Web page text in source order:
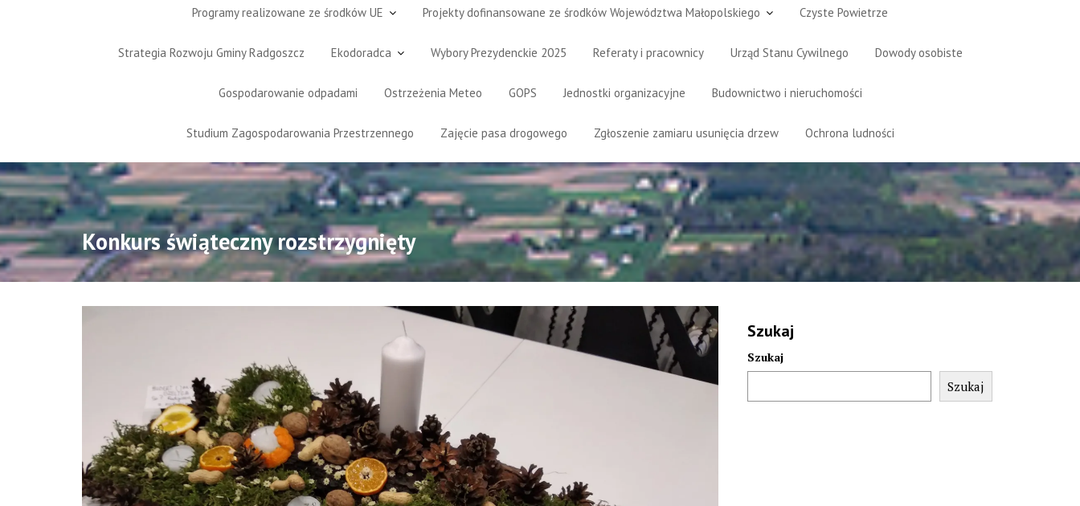
Programy realizowane ze środków UE Projekty dofinansowane ze środków Województwa Małopolskiego Czyste Powietrze
Strategia Rozwoju Gminy Radgoszcz Ekodoradca Wybory Prezydenckie 2025 Referaty i pracownicy Urząd Stanu Cywilnego Dowody osobiste
Gospodarowanie odpadami Ostrzeżenia Meteo GOPS Jednostki organizacyjne Budownictwo i nieruchomości
Studium Zagospodarowania Przestrzennego Zajęcie pasa drogowego Zgłoszenie zamiaru usunięcia drzew Ochrona ludności
Konkurs świąteczny rozstrzygnięty
Szukaj
Szukaj
Szukaj